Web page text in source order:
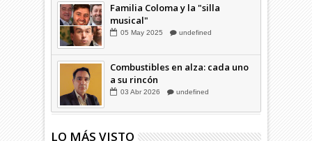
Familia Coloma y la "silla
musical"
05 May 2025 undefined
Combustibles en alza: cada uno
a su rincón
03 Abr 2026 undefined
LO MÁS VISTO